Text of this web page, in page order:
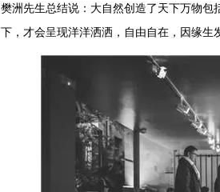
樊洲先生总结说：大自然创造了天下万物
下，才会呈现洋洋洒洒，自由自在，因缘生